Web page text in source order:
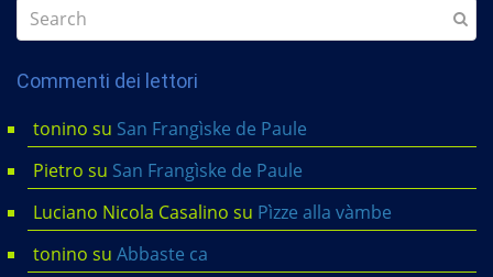
Commenti dei lettori
tonino su San Frangìske de Paule
Pietro su San Frangìske de Paule
Luciano Nicola Casalino su Pìzze alla vàmbe
tonino su Abbaste ca